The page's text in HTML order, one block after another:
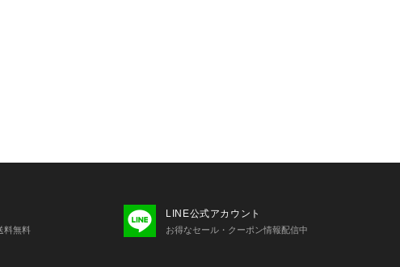
料無料
LINE公式アカウント
お得なセール・クーポン情報配信中